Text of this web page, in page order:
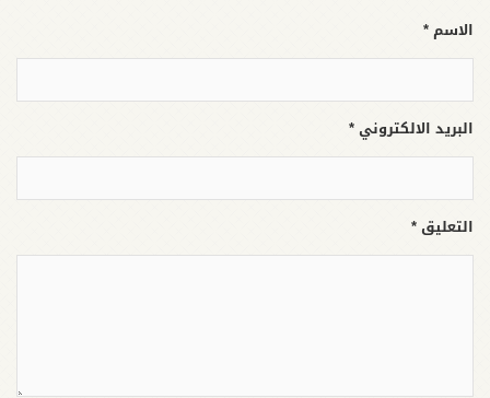
الاسم *
البريد الالكتروني *
التعليق *